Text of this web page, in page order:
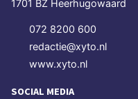
1701 BZ Heerhugowaard
072 8200 600
redactie@xyto.nl
www.xyto.nl
SOCIAL MEDIA